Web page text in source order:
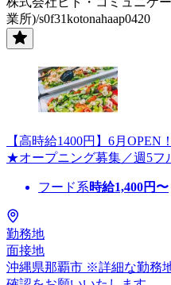
業所)/s0f31kotonahaap0420
【高時給1400円】6月
★オープニング募集／週5フ
フード系時給1,400円〜
勤務地
面接地
沖縄県那覇市 ※詳細な勤務